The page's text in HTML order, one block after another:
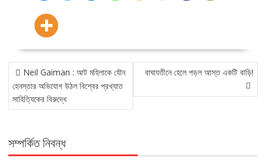
POST
NAVIGATION
Neil Gaiman : আট মহিলাকে যৌন
হেনস্তার অভিযোগ উঠল বিশ্বের প্রখ্যাত
সাহিত্যিকের বিরুদ্ধে
বাঘাযতীনে হেলে পড়ল আস্ত একটি বাড়ি!
সম্পর্কিত নিবন্ধ